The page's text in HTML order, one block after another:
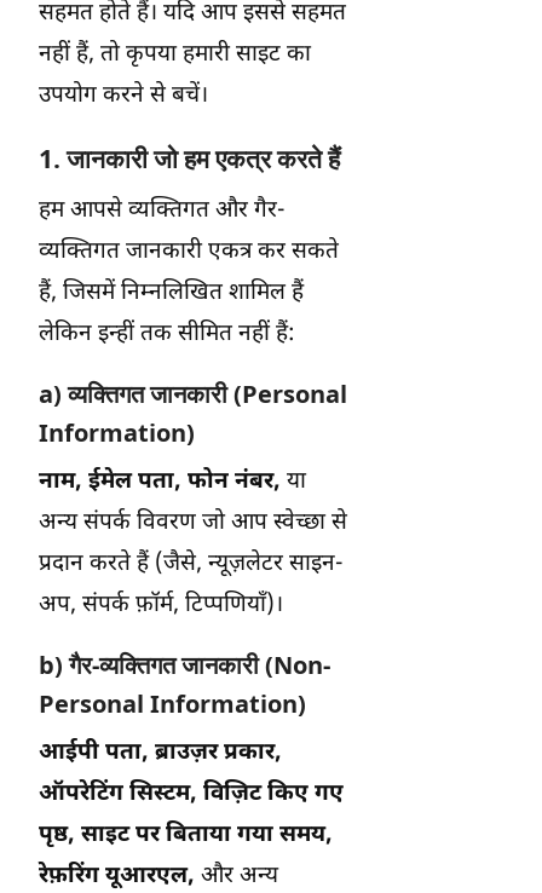
सहमत होते हैं। यदि आप इससे सहमत
नहीं हैं, तो कृपया हमारी साइट का
उपयोग करने से बचें।
1. जानकारी जो हम एकत्र करते हैं
हम आपसे व्यक्तिगत और गैर-
व्यक्तिगत जानकारी एकत्र कर सकते
हैं, जिसमें निम्नलिखित शामिल हैं
लेकिन इन्हीं तक सीमित नहीं हैं:
a) व्यक्तिगत जानकारी (Personal
Information)
नाम, ईमेल पता, फोन नंबर, या
अन्य संपर्क विवरण जो आप स्वेच्छा से
प्रदान करते हैं (जैसे, न्यूज़लेटर साइन-
अप, संपर्क फ़ॉर्म, टिप्पणियाँ)।
b) गैर-व्यक्तिगत जानकारी (Non-
Personal Information)
आईपी पता, ब्राउज़र प्रकार,
ऑपरेटिंग सिस्टम, विज़िट किए गए
पृष्ठ, साइट पर बिताया गया समय,
रेफ़रिंग यूआरएल, और अन्य